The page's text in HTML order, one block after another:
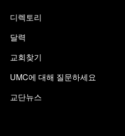
디렉토리
달력
교회찾기
UMC에 대해 질문하세요
교단뉴스